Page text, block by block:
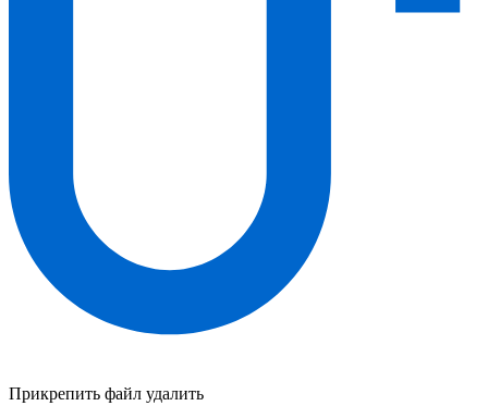
Прикрепить файл удалить